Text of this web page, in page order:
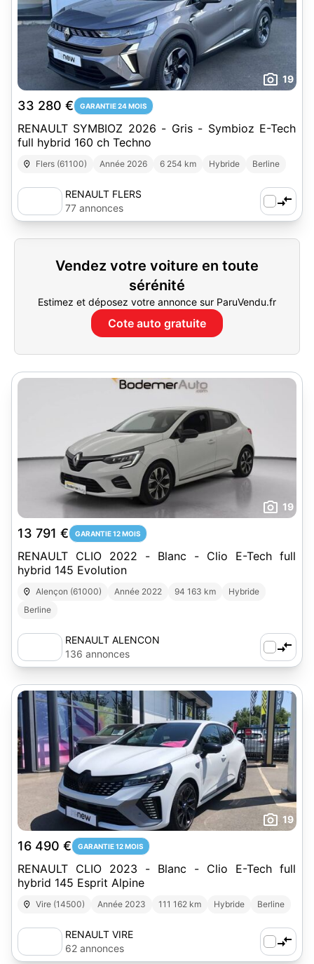
19
33 280 € GARANTIE 24 MOIS
RENAULT SYMBIOZ 2026 - Gris - Symbioz E-Tech
full hybrid 160 ch Techno
Flers (61100) Année 2026 6 254 km Hybride Berline
RENAULT FLERS
77 annonces
Vendez votre voiture en toute
sérénité
Estimez et déposez votre annonce sur ParuVendu.fr
Cote auto gratuite
19
13 791 € GARANTIE 12 MOIS
RENAULT CLIO 2022 - Blanc - Clio E-Tech full
hybrid 145 Evolution
Alençon (61000) Année 2022 94 163 km
Hybride
Berline
RENAULT ALENCON
136 annonces
19
16 490 € GARANTIE 12 MOIS
RENAULT CLIO 2023 - Blanc - Clio E-Tech full
hybrid 145 Esprit Alpine
Vire (14500) Année 2023 111 162 km Hybride Berline
RENAULT VIRE
62 annonces